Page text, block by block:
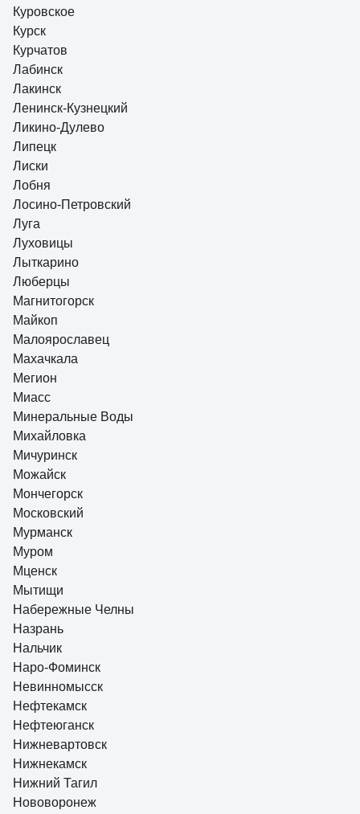
Куровское
Курск
Курчатов
Лабинск
Лакинск
Ленинск-Кузнецкий
Ликино-Дулево
Липецк
Лиски
Лобня
Лосино-Петровский
Луга
Луховицы
Лыткарино
Люберцы
Магнитогорск
Майкоп
Малоярославец
Махачкала
Мегион
Миасс
Минеральные Воды
Михайловка
Мичуринск
Можайск
Мончегорск
Московский
Мурманск
Муром
Мценск
Мытищи
Набережные Челны
Назрань
Нальчик
Наро-Фоминск
Невинномысск
Нефтекамск
Нефтеюганск
Нижневартовск
Нижнекамск
Нижний Тагил
Нововоронеж